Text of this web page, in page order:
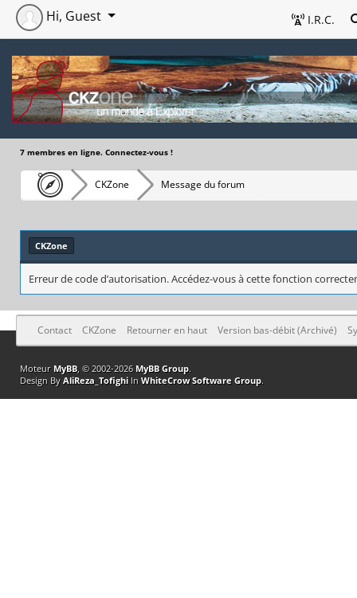
I.R.C.
Hi, Guest
7 membres en ligne. Connectez-vous !
CKZone Message du forum
CKZone
Erreur de code d’autorisation. Accédez-vous à cette fonction
Contact CKZone Retourner en haut Version bas-débit (Archivé)
Moteur MyBB, © 2002-2026 MyBB Group.
Design By AliReza_TofighiIn WhiteCrow Software Group.